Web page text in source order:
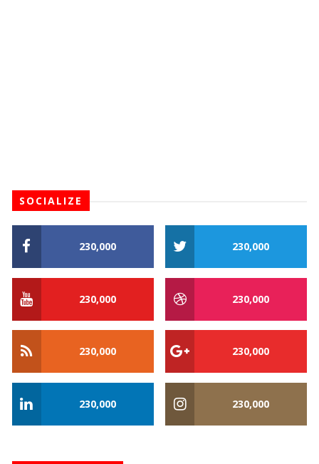
SOCIALIZE
230,000 230,000
230,000 230,000
230,000 230,000
230,000 230,000